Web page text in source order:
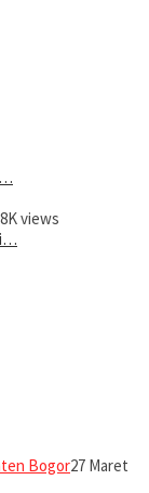
views
Bogor27 Maret